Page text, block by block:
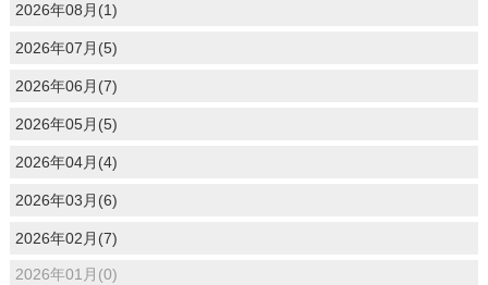
2026年08月(1)
2026年07月(5)
2026年06月(7)
2026年05月(5)
2026年04月(4)
2026年03月(6)
2026年02月(7)
2026年01月(0)